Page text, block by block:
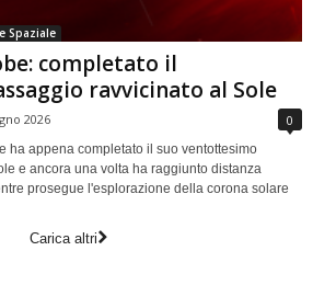
Spaziale
completato il
ravvicinato al Sole
2026 0
ha appena completato il suo ventottesimo
e ancora una volta ha raggiunto distanza
prosegue l'esplorazione della corona solare
Carica altri